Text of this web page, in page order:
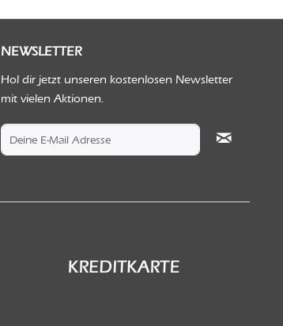
NEWSLETTER
Hol dir jetzt unseren kostenlosen Newsletter
mit vielen Aktionen.